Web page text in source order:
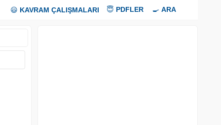
😃 KAVRAM ÇALIŞMALARI 😇 PDFLER 🍳 ARA